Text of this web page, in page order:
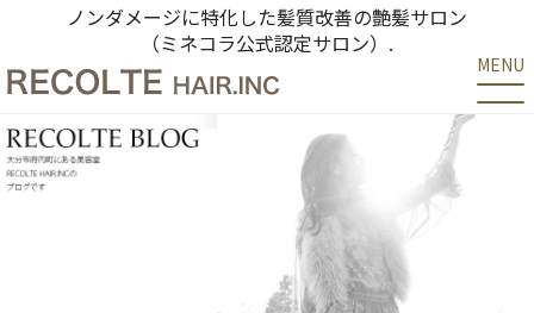
ノンダメージに特化した髪質改善の艶髪サロン
（ミネコラ公式認定サロン）.
MENU